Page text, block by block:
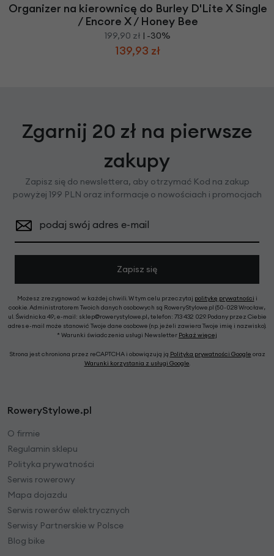
Organizer na kierownicę do Burley D'Lite X Single
/ Encore X / Honey Bee
199,90 zł | -30%
139,93 zł
Zgarnij 20 zł na pierwsze
zakupy
Zapisz się do newslettera, aby otrzymać Kod na zakup
powyżej 199 PLN oraz informacje o nowościach i promocjach
podaj swój adres e-mail
Zapisz się
Możesz zrezygnować w każdej chwili. W tym celu przeczytaj politykę prywatności i
cookie. Administratorem Twoich danych osobowych są RoweryStylowe.pl (50-028 Wrocław,
ul. Świdnicka 49; e-mail: sklep@rowerystylowe.pl, telefon: 713 432 029. Podany przez Ciebie
adres e-mail może stanowić Twoje dane osobowe (np. jeżeli zawiera Twoje imię i nazwisko).
* Warunki świadczenia usługi Newsletter Pokaż więcej
Strona jest chroniona przez reCAPTCHA i obowiązują ją Polityka prywatności Google oraz
Warunki korzystania z usługi Google.
RoweryStylowe.pl
O firmie
Regulamin sklepu
Polityka prywatności
Serwis rowerowy
Mapa dojazdu
Serwis rowerów elektrycznych
Serwisy Partnerskie w Polsce
Blog bike